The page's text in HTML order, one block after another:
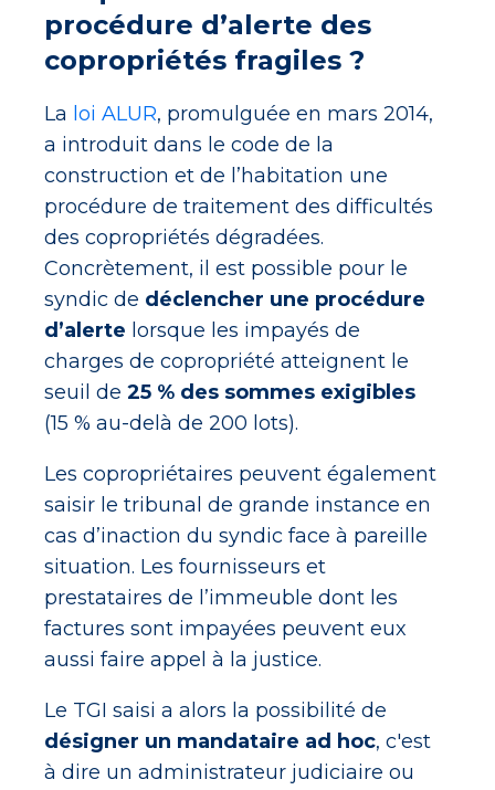
procédure d’alerte des
copropriétés fragiles ?
La loi ALUR, promulguée en mars 2014,
a introduit dans le code de la
construction et de l’habitation une
procédure de traitement des difficultés
des copropriétés dégradées.
Concrètement, il est possible pour le
syndic de déclencher une procédure
d’alerte lorsque les impayés de
charges de copropriété atteignent le
seuil de 25 % des sommes exigibles
(15 % au-delà de 200 lots).
Les copropriétaires peuvent également
saisir le tribunal de grande instance en
cas d’inaction du syndic face à pareille
situation. Les fournisseurs et
prestataires de l’immeuble dont les
factures sont impayées peuvent eux
aussi faire appel à la justice.
Le TGI saisi a alors la possibilité de
désigner un mandataire ad hoc, c'est
à dire un administrateur judiciaire ou